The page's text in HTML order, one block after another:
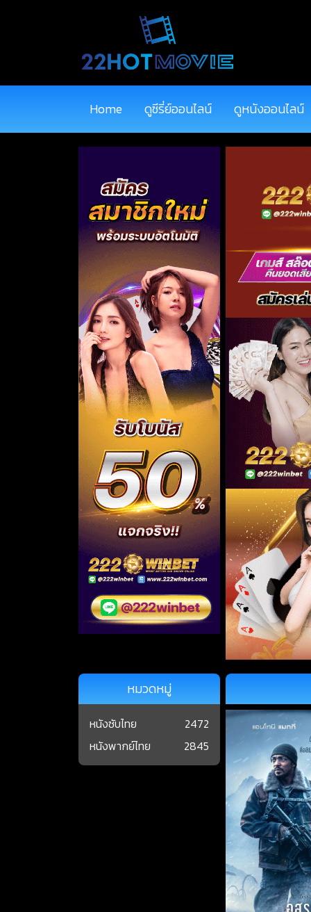
Home ดูซีรี่ย์ออนไลน์ ดูหนังออนไลน์
หมวดหมู่
หนังซับไทย
2472
หนังพากย์ไทย
2845